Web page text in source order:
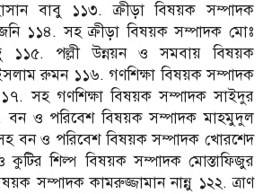
বাবু ১১৩. ক্রীড়া বিষয়ক সম্পাদক
১১৪. সহ ক্রীড়া বিষয়ক সম্পাদক মোঃ
১১৫. পল্লী উন্নয়ন ও সমবায় বিষয়ক
রুমন ১১৬. গণশিক্ষা বিষয়ক সম্পাদক
সহ গণশিক্ষা বিষয়ক সম্পাদক সাইদুর
বন ও পরিবেশ বিষয়ক সম্পাদক মাহমুদুল
সহ বন ও পরিবেশ বিষয়ক সম্পাদক খোরশেদ
শিল্প বিষয়ক সম্পাদক মোস্তাফিজুর
সম্পাদক কামরুজ্জামান নান্নু ১২২. ত্রাণ